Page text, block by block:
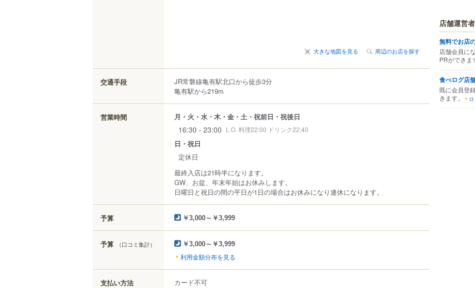
大きな地図を見る 周辺のお店を探す
交通手段
JR常磐線亀有駅北口から徒歩3分
亀有駅から219m
営業時間 月・火・水・木・金・土・祝前日・祝後日
16:30 - 23:00 L.O. 料理22:00 ドリンク22:40
日・祝日
定休日
最終入店は21時半になります。
GW、お盆、年末年始はお休みします。
日曜日と祝日の間の平日が1日の場合はお休みになり連休になります。
予算 ￥3,000～￥3,999
予算 （口コミ集計） ￥3,000～￥3,999
利用金額分布を見る
支払い方法
カード不可
店舗運営
無料でお店
店舗会員に
PRができま
食べログ店
既に会員登
きます。